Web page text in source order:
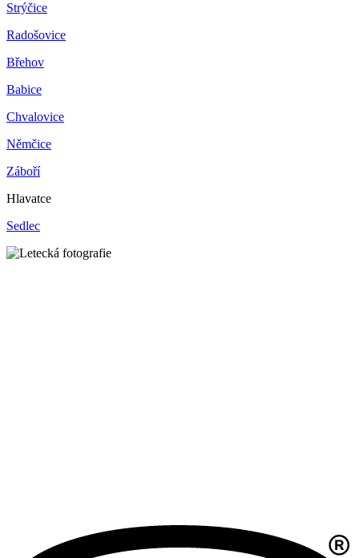
Strýčice
Radošovice
Břehov
Babice
Chvalovice
Němčice
Záboří
Hlavatce
Sedlec